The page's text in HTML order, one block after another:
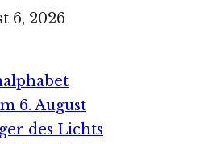
6, 2026
6. August
des Lichts